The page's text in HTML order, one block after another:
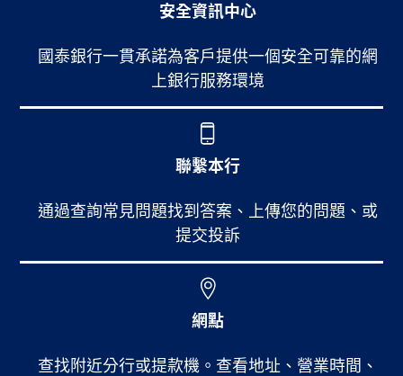
安全資訊中心
國泰銀行一貫承諾為客戶提供一個安全可靠的網
上銀行服務環境
聯繫本行
通過查詢常見問題找到答案、上傳您的問題、或
提交投訴
網點
查找附近分行或提款機。查看地址、營業時間、